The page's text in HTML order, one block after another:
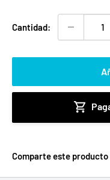
Cantidad:
Comparte este producto